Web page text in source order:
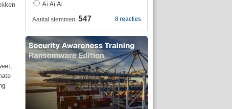
Ai Ai Ai
8 reacties
Aantal stemmen: 547